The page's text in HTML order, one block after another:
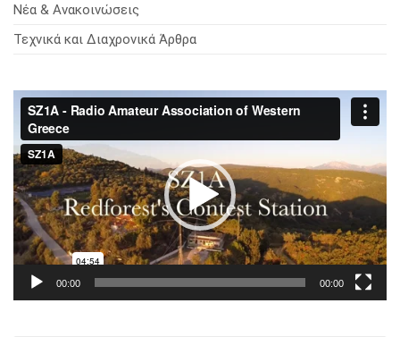
Νέα & Ανακοινώσεις
Τεχνικά και Διαχρονικά Άρθρα
Πρόγραμμα
Αναπαραγωγής
Βίντεο
00:00 00:00